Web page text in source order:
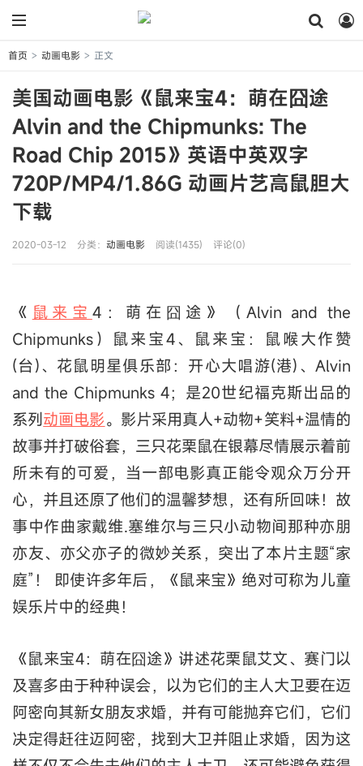
首页 > 动画电影 > 正文
美国动画电影《鼠来宝4：萌在囧途
Alvin and the Chipmunks: The
Road Chip 2015》英语中英双字
720P/MP4/1.86G 动画片艺高鼠胆大
下载
2020-03-12 分类： 动画电影 阅读(1435) 评论(0)
《 鼠来宝 4：萌在囧途》（Alvin and the
Chipmunks）鼠来宝4、鼠来宝：鼠喉大作赞
(台)、花鼠明星俱乐部：开心大唱游(港)、Alvin
and the Chipmunks 4；是20世纪福克斯出品的
系列动画电影。影片采用真人+动物+笑料+温情的
故事并打破俗套，三只花栗鼠在银幕尽情展示着前
所未有的可爱，当一部电影真正能令观众万分开
心，并且还原了他们的温馨梦想，还有所回味！故
事中作曲家戴维.塞维尔与三只小动物间那种亦朋
亦友、亦父亦子的微妙关系，突出了本片主题“家
庭”！ 即使许多年后，《鼠来宝》绝对可称为儿童
娱乐片中的经典！
《鼠来宝4：萌在囧途》讲述花栗鼠艾文、赛门以
及喜多由于种种误会，以为它们的主人大卫要在迈
阿密向其新女朋友求婚，并有可能抛弃它们，它们
决定得赶往迈阿密，找到大卫并阻止求婚，因为这